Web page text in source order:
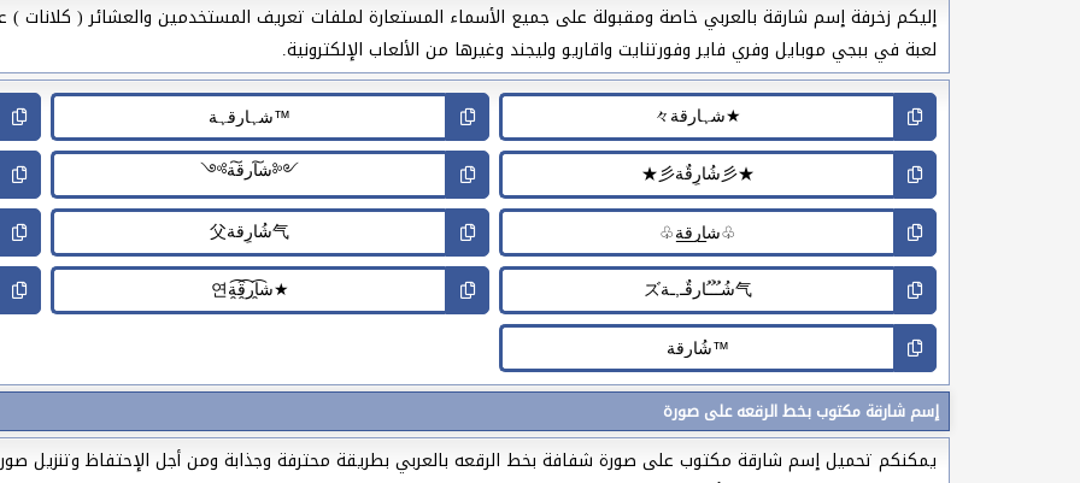
إليكم زخرفة إسم شارقة بالعربي خاصة ومقبولة على جميع الأسماء المستعارة لملفات تعريف المستخدمين والعشائر (
لعبة في ببجي موبايل وفري فاير وفورتنايت واقاريو وليجند وغيرها من الألعاب الإلكترونية.
إسم شارقة مكتوب بخط الرقعه على صورة
يمكنكم تحميل إسم شارقة مكتوب على صورة شفافة بخط الرقعه بالعربي بطريقة محترفة وجذابة ومن أجل الإحتفاظ وتنزيل